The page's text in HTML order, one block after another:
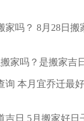
家吗？ 8月28日搬
家吗？是搬家吉
询 本月宜乔迁最
吉日 5月搬家好日